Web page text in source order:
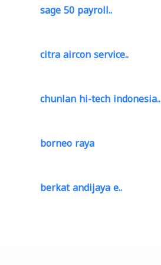
sage 50 payroll..
citra aircon service..
chunlan hi-tech indonesia..
borneo raya
berkat andijaya e..